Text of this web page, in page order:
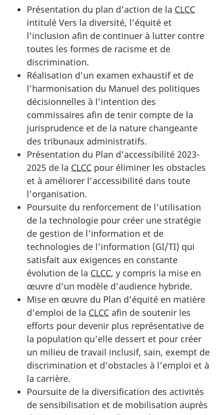
Présentation du plan d’action de la CLCC
intitulé Vers la diversité, l’équité et
l’inclusion afin de continuer à lutter contre
toutes les formes de racisme et de
discrimination.
Réalisation d’un examen exhaustif et de
l’harmonisation du Manuel des politiques
décisionnelles à l’intention des
commissaires afin de tenir compte de la
jurisprudence et de la nature changeante
des tribunaux administratifs.
Présentation du Plan d’accessibilité 2023-
2025 de la CLCC pour éliminer les obstacles
et à améliorer l’accessibilité dans toute
l’organisation.
Poursuite du renforcement de l’utilisation
de la technologie pour créer une stratégie
de gestion de l’information et de
technologies de l’information (GI/TI) qui
satisfait aux exigences en constante
évolution de la CLCC, y compris la mise en
œuvre d’un modèle d’audience hybride.
Mise en œuvre du Plan d’équité en matière
d’emploi de la CLCC afin de soutenir les
efforts pour devenir plus représentative de
la population qu’elle dessert et pour créer
un milieu de travail inclusif, sain, exempt de
discrimination et d’obstacles à l’emploi et à
la carrière.
Poursuite de la diversification des activités
de sensibilisation et de mobilisation auprès